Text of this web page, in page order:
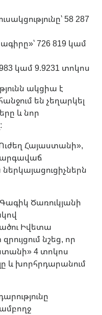
58 287
726 819 կամ
կամ 9.9231 տոկոս
ակցիա է
են չեղարկել
և նոր
Հայաստանի»,
Ծառուկյանի
Իվետա
նշեց, որ
4 տոկոս
և խորհրդարանում